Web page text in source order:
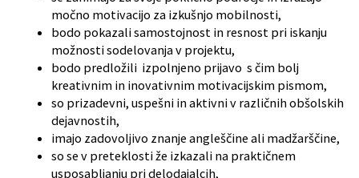
močno motivacijo za izkušnjo mobilnosti,
bodo pokazali samostojnost in resnost pri iskanju
možnosti sodelovanja v projektu,
bodo predložili izpolnjeno prijavo s čim bolj
kreativnim in inovativnim motivacijskim pismom,
so prizadevni, uspešni in aktivni v različnih obšolskih
dejavnostih,
imajo zadovoljivo znanje angleščine ali madžarščine,
so se v preteklosti že izkazali na praktičnem
usposabljanju pri delodajalcih,